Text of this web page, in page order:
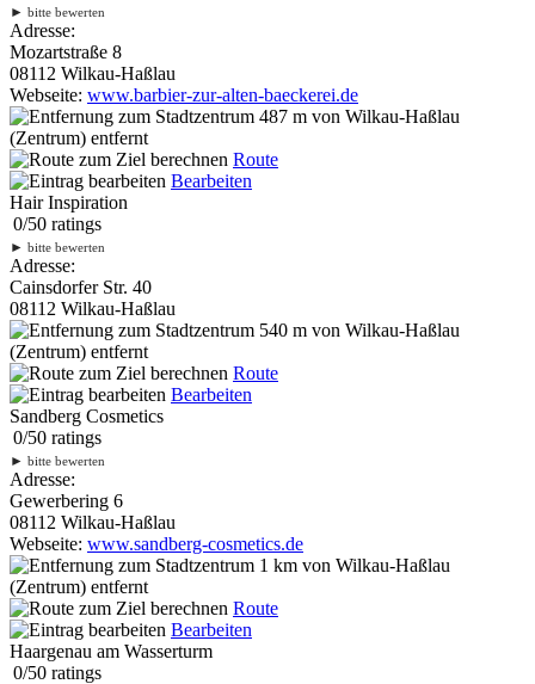
► bitte bewerten
Adresse:
Mozartstraße 8
08112 Wilkau-Haßlau
Webseite: www.barbier-zur-alten-baeckerei.de
487 m von Wilkau-Haßlau
(Zentrum) entfernt
Route
Bearbeiten
Hair Inspiration
0/50 ratings
► bitte bewerten
Adresse:
Cainsdorfer Str. 40
08112 Wilkau-Haßlau
540 m von Wilkau-Haßlau
(Zentrum) entfernt
Route
Bearbeiten
Sandberg Cosmetics
0/50 ratings
► bitte bewerten
Adresse:
Gewerbering 6
08112 Wilkau-Haßlau
Webseite: www.sandberg-cosmetics.de
1 km von Wilkau-Haßlau
(Zentrum) entfernt
Route
Bearbeiten
Haargenau am Wasserturm
0/50 ratings